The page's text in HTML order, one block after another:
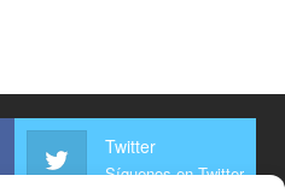
Twitter
Síguenos en Twitter